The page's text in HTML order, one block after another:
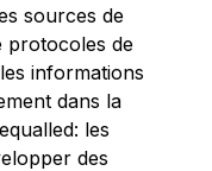
sources de
protocoles de
informations
dans la
les
des